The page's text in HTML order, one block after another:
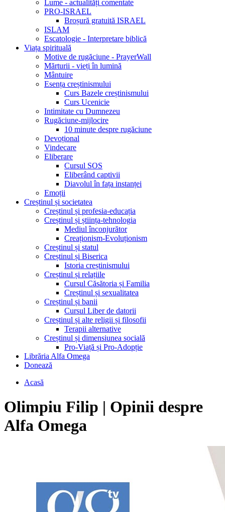
Lume - actualități comentate
PRO-ISRAEL
Broșură gratuită ISRAEL
ISLAM
Escatologie - Interpretare biblică
Viața spirituală
Motive de rugăciune - PrayerWall
Mărturii - vieți în lumină
Mântuire
Esența creștinismului
Curs Bazele creștinismului
Curs Ucenicie
Intimitate cu Dumnezeu
Rugăciune-mijlocire
10 minute despre rugăciune
Devoțional
Vindecare
Eliberare
Cursul SOS
Eliberând captivii
Diavolul în fața instanței
Emoții
Creștinul și societatea
Creștinul și profesia-educația
Creștinul și știința-tehnologia
Mediul înconjurător
Creaționism-Evoluționism
Creștinul și statul
Creștinul și Biserica
Istoria creștinismului
Creștinul și relațiile
Cursul Căsătoria și Familia
Creștinul și sexualitatea
Creștinul și banii
Cursul Liber de datorii
Creștinul și alte religii și filosofii
Terapii alternative
Creștinul și dimensiunea socială
Pro-Viață și Pro-Adopție
Librăria Alfa Omega
Donează
Acasă
Olimpiu Filip | Opinii despre
Alfa Omega